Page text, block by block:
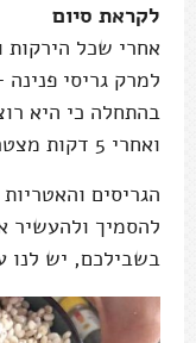
לקראת סיום
אחרי שכל הירקות
למרק גריסי
בהתחלה כי היא
ואחרי 5 דקות מצטרפות גם האטריות הקלויות.
הגריסים
להסמיך ולהעשיר
בשבילכם, יש לנו